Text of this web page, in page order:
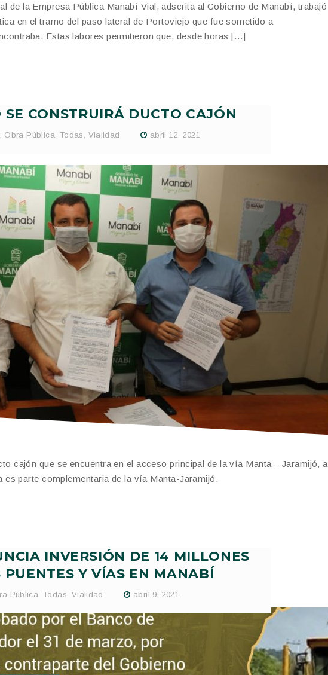
de la Empresa Pública Manabí Vial, adscrita al Gobierno de Manabí, trabajó
en el tramo del paso lateral de Portoviejo que fue sometido a
Estas labores permitieron que, desde horas […]
CONSTRUIRÁ DUCTO CAJÓN
, Obra Pública, Todas , Vialidad abril 12, 2021
cajón que se encuentra en el acceso principal de la vía Manta – Jaramijó, a
parte complementaria de la vía Manta-Jaramijó.
INVERSIÓN DE 14 MILLONES
PUENTES Y VÍAS EN MANABÍ
Pública, Todas, Vialidad abril 9, 2021